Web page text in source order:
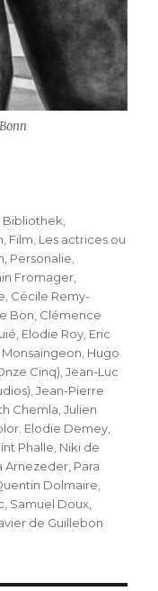
neue Film “
Bibliothek
Film Les actrices ou
Personalie
Fromager
Cécile Remy-
Bon Clémence
Elodie Roy Eric
Hugo
Cinq) ,Jean-Luc
,Jean-Pierre
Chemla ,Julien
Elodie Demey
Phalle Niki de
Arnezeder Para
Dolmaire
Samuel Doux
de Guillebon